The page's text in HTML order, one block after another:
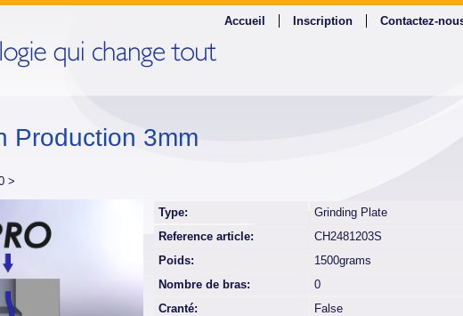
Contactez-
Inscription
Accueil
Production 3mm
>
Type:
Grinding Plate
Reference article:
CH2481203S
Poids:
1500grams
Nombre de bras:
0
Cranté:
False